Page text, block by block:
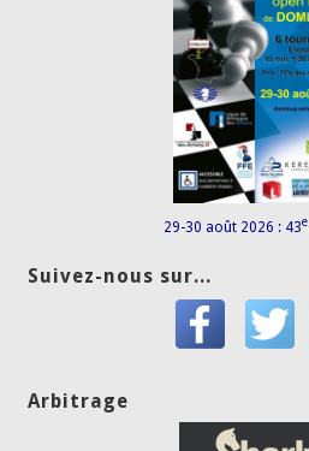
29-30 août 2026 : 43e
Suivez-nous sur...
Arbitrage